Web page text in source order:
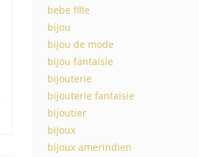
bebe fille
bijou
bijou de mode
bijou fantaisie
bijouterie
bijouterie fantaisie
bijoutier
bijoux
bijoux amerindien